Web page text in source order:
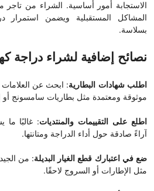
الاستجابة أمور أساسية. الشراء من تاجر
المشاكل المستقبلية ويضمن استمرار
بسلاسة.
نصائح إضافية لشراء دراجة
اطلب شهادات البطارية: ابحث عن العلامات
موثوقة ومعتمدة مثل بطاريات سامسونج
اطلع على التقييمات والمنتديات: غالبًا ما
آراءً صادقة حول أداء الدراجة ومتانتها.
ضع في اعتبارك قطع الغيار البديلة: من
مثل الإطارات أو السروج لاحقًا.